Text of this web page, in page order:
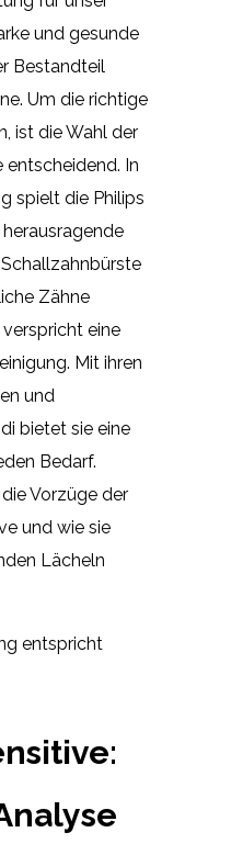
und gesunde
Bestandteil
Um die richtige
ist die Wahl der
In
spielt die Philips
Zähne
eine
Mit ihren
und
bietet sie eine
Bedarf.
Vorzüge der
und wie sie
Lächeln
entspricht